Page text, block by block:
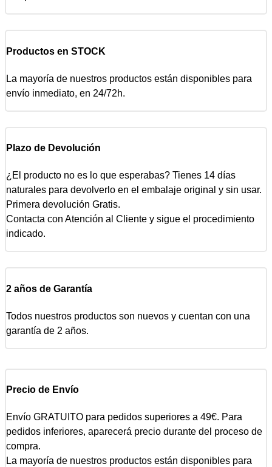
Productos en STOCK
La mayoría de nuestros productos están disponibles para
envío inmediato, en 24/72h.
Plazo de Devolución
¿El producto no es lo que esperabas? Tienes 14 días
naturales para devolverlo en el embalaje original y sin usar.
Primera devolución Gratis.
Contacta con Atención al Cliente y sigue el procedimiento
indicado.
2 años de Garantía
Todos nuestros productos son nuevos y cuentan con una
garantía de 2 años.
Precio de Envío
Envío GRATUITO para pedidos superiores a 49€. Para
pedidos inferiores, aparecerá precio durante del proceso de
compra.
La mayoría de nuestros productos están disponibles para